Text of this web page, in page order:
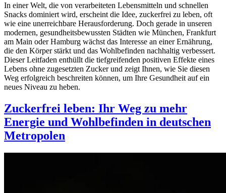
In einer Welt, die von verarbeiteten Lebensmitteln und schnellen
Snacks dominiert wird, erscheint die Idee, zuckerfrei zu leben, oft
wie eine unerreichbare Herausforderung. Doch gerade in unseren
modernen, gesundheitsbewussten Städten wie München, Frankfurt
am Main oder Hamburg wächst das Interesse an einer Ernährung,
die den Körper stärkt und das Wohlbefinden nachhaltig verbessert.
Dieser Leitfaden enthüllt die tiefgreifenden positiven Effekte eines
Lebens ohne zugesetzten Zucker und zeigt Ihnen, wie Sie diesen
Weg erfolgreich beschreiten können, um Ihre Gesundheit auf ein
neues Niveau zu heben.
Zuckerfrei leben: Ihr Weg zu mehr
Energie und Wohlbefinden in deutschen
Metropolen